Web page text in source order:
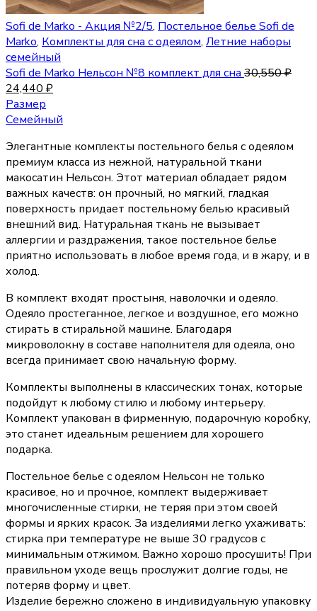
Sofi de Marko - Акция №2/5, Постельное белье Sofi de
Marko, Комплекты для сна с одеялом, Летние наборы
семейный
Sofi de Marko Нельсон №8 комплект для сна 30,550₽
24,440 ₽
Размер
Семейный
Элегантные комплекты постельного белья с одеялом
премиум класса из нежной, натуральной ткани
макосатин Нельсон. Этот материал обладает рядом
важных качеств: он прочный, но мягкий, гладкая
поверхность придает постельному белью красивый
внешний вид. Натуральная ткань не вызывает
аллергии и раздражения, такое постельное белье
приятно использовать в любое время года, и в жару, и в
холод.
В комплект входят простыня, наволочки и одеяло.
Одеяло простеганное, легкое и воздушное, его можно
стирать в стиральной машине. Благодаря
микроволокну в составе наполнителя для одеяла, оно
всегда принимает свою начальную форму.
Комплекты выполнены в классических тонах, которые
подойдут к любому стилю и любому интерьеру.
Комплект упакован в фирменную, подарочную коробку,
это станет идеальным решением для хорошего
подарка.
Постельное белье с одеялом Нельсон не только
красивое, но и прочное, комплект выдерживает
многочисленные стирки, не теряя при этом своей
формы и ярких красок. За изделиями легко ухаживать:
стирка при температуре не выше 30 градусов с
минимальным отжимом. Важно хорошо просушить! При
правильном уходе вещь прослужит долгие годы, не
потеряв форму и цвет.
Изделие бережно сложено в индивидуальную упаковку